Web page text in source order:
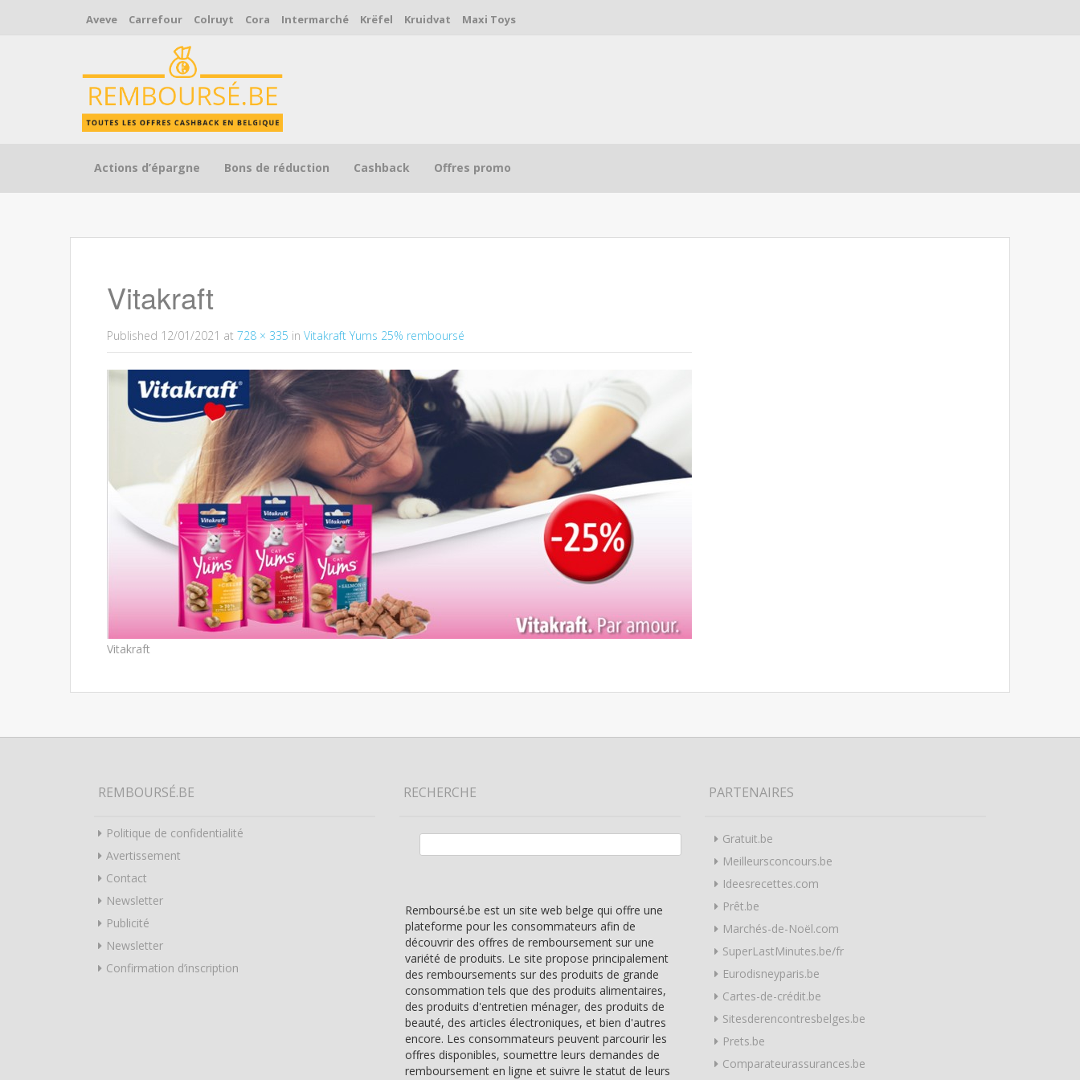
Aveve Carrefour Colruyt Cora Intermarché Krëfel Kruidvat Maxi Toys
Skip to content
Actions d’épargne Bons de réduction Cashback Offres promo
Vitakraft
Published 12/01/2021 at 728 × 335 in Vitakraft Yums 25% remboursé
Vitakraft
REMBOURSÉ.BE
Politique de confidentialité
Avertissement
Contact
Newsletter
Publicité
Newsletter
Confirmation d’inscription
RECHERCHE
Remboursé.be est un site web belge qui offre une
plateforme pour les consommateurs afin de
découvrir des offres de remboursement sur une
variété de produits. Le site propose principalement
des remboursements sur des produits de grande
consommation tels que des produits alimentaires,
des produits d'entretien ménager, des produits de
beauté, des articles électroniques, et bien d'autres
encore. Les consommateurs peuvent parcourir les
offres disponibles, soumettre leurs demandes de
remboursement en ligne et suivre le statut de leurs
PARTENAIRES
Gratuit.be
Meilleursconcours.be
Ideesrecettes.com
Prêt.be
Marchés-de-Noël.com
SuperLastMinutes.be/fr
Eurodisneyparis.be
Cartes-de-crédit.be
Sitesderencontresbelges.be
Prets.be
Comparateurassurances.be